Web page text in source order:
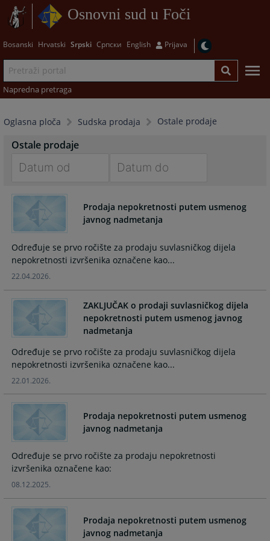
Osnovni sud u Foči
Bosanski Hrvatski Srpski Српски English Prijava
Napredna pretraga
Oglasna ploča Sudska prodaja Ostale prodaje
Ostale prodaje
forward
interact
the
calendar
and
select
date.
Press
the
question
mark
key
to
keyboard
shortcuts
for
changing
forward
to
interact
the
calendar
select
a
date.
Press
question
get
the
shortcuts
for
Prodaja nepokretnosti putem usmenog
javnog nadmetanja
Određuje se prvo ročište za prodaju suvlasničkog dijela
nepokretnosti izvršenika označene kao...
22.04.2026.
ZAKLJUČAK o prodaji suvlasničkog dijela
nepokretnosti putem usmenog javnog
nadmetanja
Određuje se prvo ročište za prodaju suvlasničkog dijela
nepokretnosti izvršenika označene kao...
22.01.2026.
Prodaja nepokretnosti putem usmenog
javnog nadmetanja
Određuje se prvo ročište za prodaju nepokretnosti
izvršenika označene kao:
08.12.2025.
Prodaja nepokretnosti putem usmenog
javnog nadmetanja